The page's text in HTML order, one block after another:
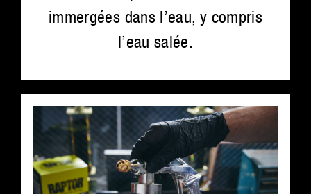
immergées dans l’eau, y compris
l’eau salée.